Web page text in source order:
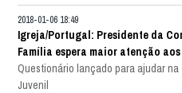
2018-01-06 18:49
Igreja/Portugal: Presidente da
Família espera maior atenção
Questionário lançado para ajudar
Juvenil